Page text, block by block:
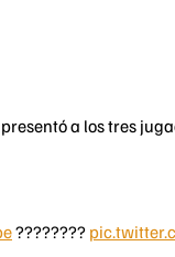
presentó a los tres
????????